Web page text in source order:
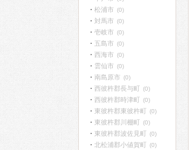
松浦市 (0)
対馬市 (0)
壱岐市 (0)
五島市 (0)
西海市 (0)
雲仙市 (0)
南島原市 (0)
西彼杵郡長与町 (0)
西彼杵郡時津町 (0)
東彼杵郡東彼杵町 (0)
東彼杵郡川棚町 (0)
東彼杵郡波佐見町 (0)
北松浦郡小値賀町 (0)